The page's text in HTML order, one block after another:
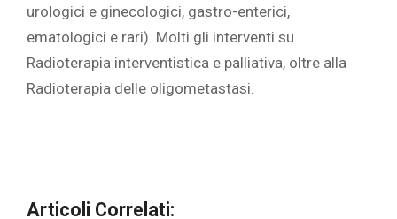
urologici e ginecologici, gastro-enterici,
ematologici e rari). Molti gli interventi su
Radioterapia interventistica e palliativa, oltre alla
Radioterapia delle oligometastasi.
Articoli Correlati: